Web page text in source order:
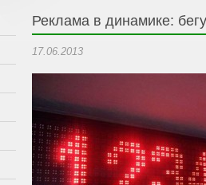
Реклама в динамике:
17.06.2013